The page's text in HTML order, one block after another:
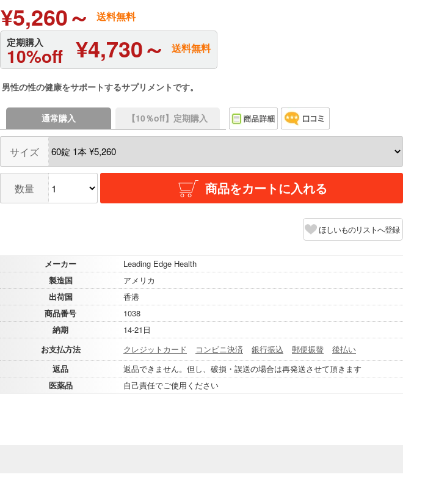
¥5,260～ 送料無料
定期購入
10%off ¥4,730～ 送料無料
男性の性の健康をサポートするサプリメントです。
通常購入 【10％off】定期購入
サイズ
数量 商品をカートに入れる
ほしいものリストへ登録
メーカー
Leading Edge Health
製造国
アメリカ
出荷国
香港
商品番号
1038
納期
14-21日
お支払方法
クレジットカード コンビニ決済 銀行振込 郵便振替
後払い
返品
返品できません。但し、破損・誤送の場合は再発送させて頂きます
医薬品
自己責任でご使用ください